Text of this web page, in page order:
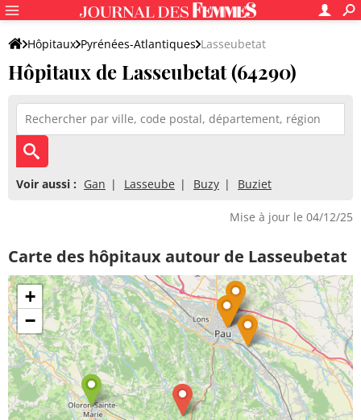
Hôpitaux Pyrénées-Atlantiques Lasseubetat
Hôpitaux de Lasseubetat (64290)
Voir aussi : Gan Lasseube Buzy Buziet
Mise à jour le 04/12/25
Carte des hôpitaux autour de Lasseubetat
+
−